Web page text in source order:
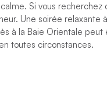
Si vous recherchez
Une soirée relaxante
à la Baie Orientale peut
toutes circonstances.